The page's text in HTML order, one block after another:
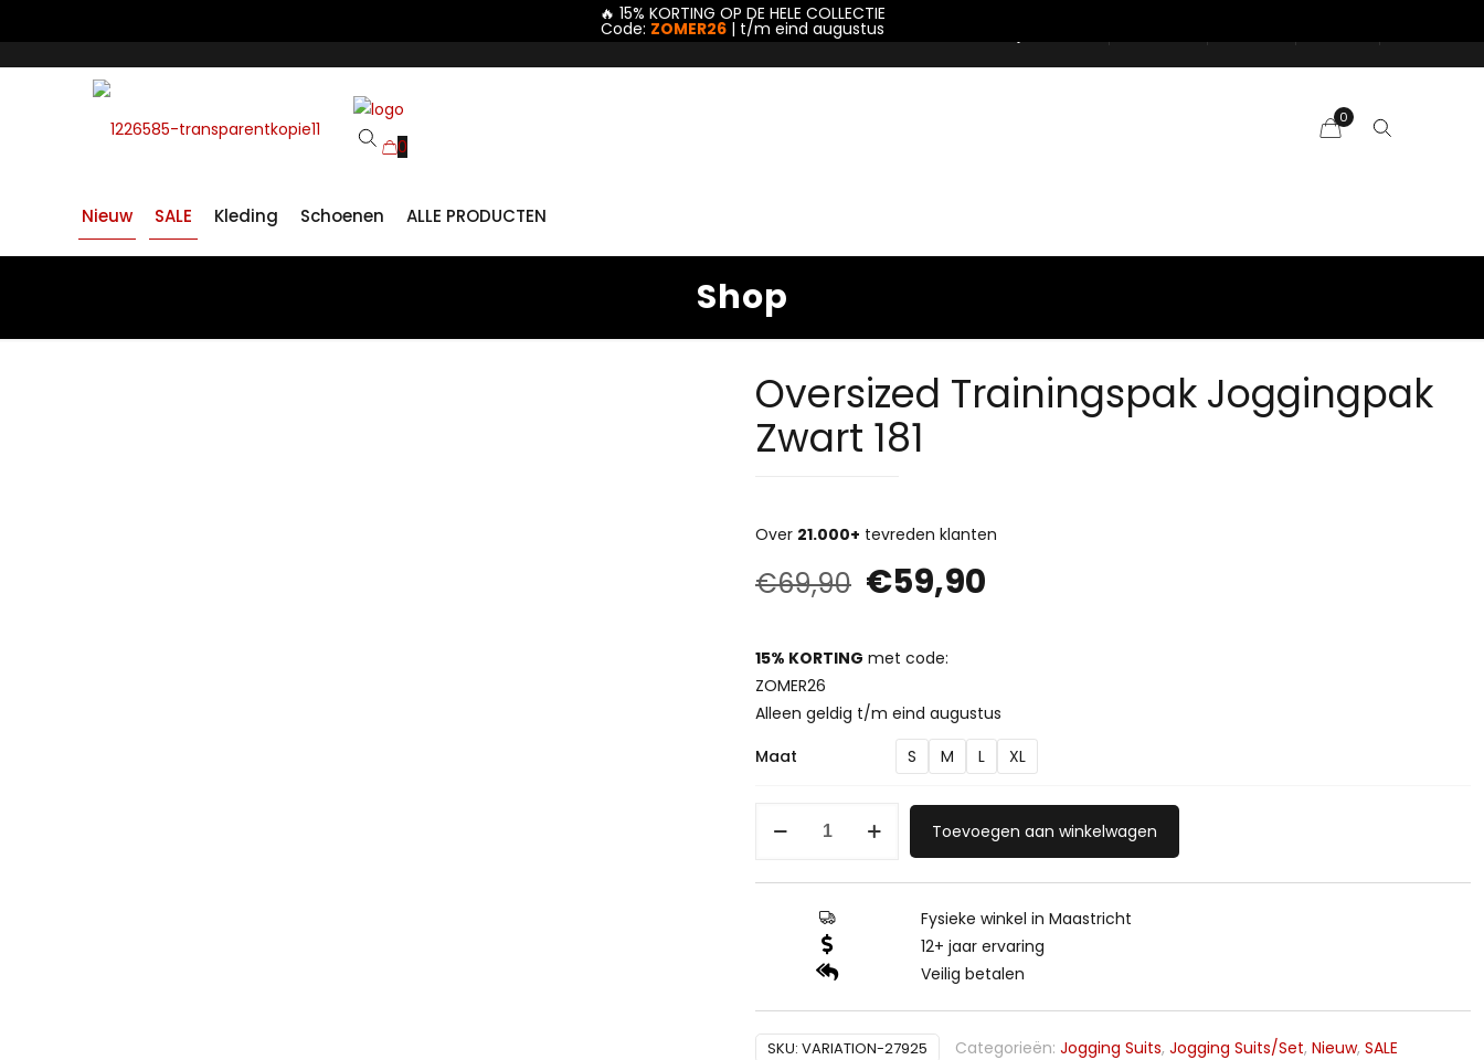
0
0
Nieuw SALE Kleding Schoenen ALLE PRODUCTEN
Shop
Oversized Trainingspak Joggingpak
Zwart 181
Over 21.000+ tevreden klanten
€69,90 €59,90
15% KORTING met code:
ZOMER26
Alleen geldig t/m eind augustus
Maat
S M L XL
Trainingspak
Toevoegen aan winkelwagen
Fysieke winkel in Maastricht
12+ jaar ervaring
Veilig betalen
SKU: VARIATION-27925 Categorieën: Jogging Suits, Jogging Suits/Set, Nieuw, SALE
🔥 15% KORTING OP DE HELE COLLECTIE
Code: ZOMER26| t/m eind augustus